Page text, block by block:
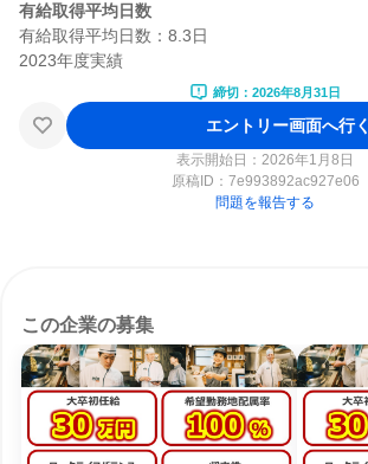
有給取得平均日数
有給取得平均日数：8.3日
締切：2026年8月31日
エントリー画面へ行く
表示開始日：2026年1月8日
原稿ID： 7e993892ac927e06
問題を報告する
この企業の募集